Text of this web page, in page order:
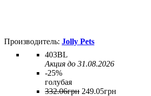
Jolly Pets
403BL
Акция до 31.08.2026
-25%
голубая
332.06грн 249.05грн